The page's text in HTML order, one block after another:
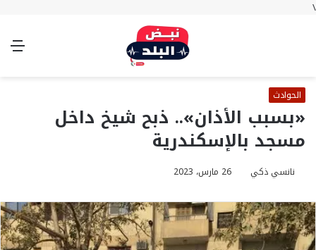
\
الوضع
الحوادث
«بسبب الأذان».. ذبح شيخ داخل
مسجد بالإسكندرية
نانسي ذكي 26 مارس، 2023